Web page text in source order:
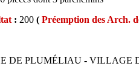
: 200 ( Préemption des Arch.
DE PLUMÉLIAU - VILLAGE